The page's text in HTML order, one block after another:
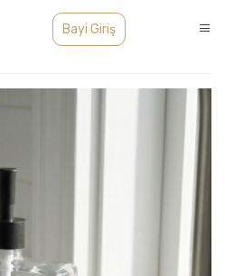
Bayi Giriş